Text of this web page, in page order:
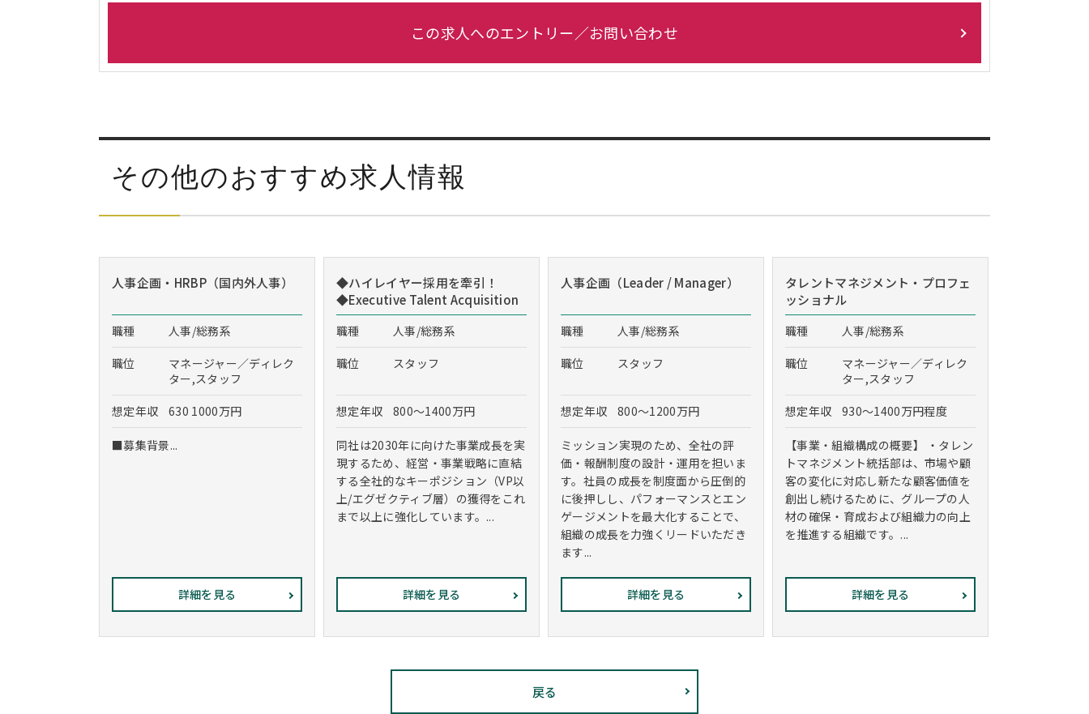
この求人へのエントリー／お問い合わせ
その他のおすすめ求人情報
人事企画・HRBP（国内外人事）
職種
人事/総務系
職位
マネージャー／ディレク
ター,スタッフ
想定年収
630 1000万円
■募集背景...
詳細を見る
◆ハイレイヤー採用を牽引！
◆Executive Talent Acquisition
職種
人事/総務系
職位
スタッフ
想定年収 800～1400万円
同社は2030年に向けた事業成長を実
現するため、経営・事業戦略に直結
する全社的なキーポジション（VP以
上/エグゼクティブ層）の獲得をこれ
まで以上に強化しています。...
詳細を見る
人事企画（Leader / Manager）
職種
人事/総務系
職位
スタッフ
想定年収 800～1200万円
ミッション実現のため、全社の評
価・報酬制度の設計・運用を担いま
す。社員の成長を制度面から圧倒的
に後押しし、パフォーマンスとエン
ゲージメントを最大化することで、
組織の成長を力強くリードいただき
ます...
詳細を見る
タレントマネジメント・プロフェ
ッショナル
職種
人事/総務系
職位
マネージャー／ディレク
ター,スタッフ
想定年収
930～1400万円程度
【事業・組織構成の概要】 ・タレン
トマネジメント統括部は、市場や顧
客の変化に対応し新たな顧客価値を
創出し続けるために、グループの人
材の確保・育成および組織力の向上
を推進する組織です。...
詳細を見る
戻る